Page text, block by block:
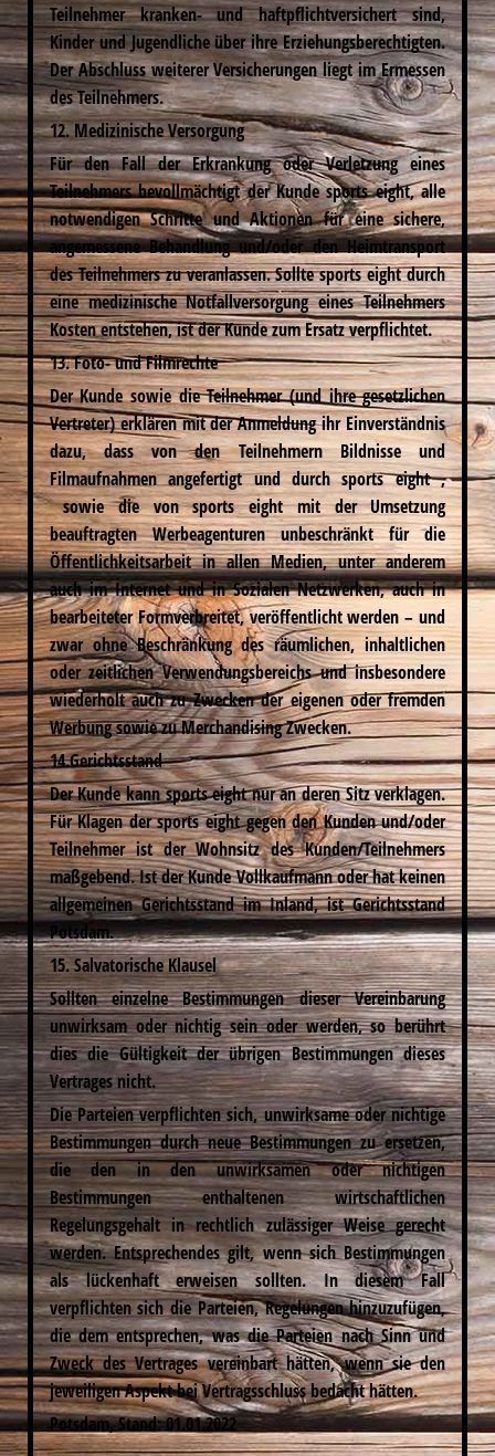
Teilnehmer kranken- und haftpflichtversichert sind,
Kinder und Jugendliche über ihre Erziehungsberechtigten.
Der Abschluss weiterer Versicherungen liegt im Ermessen
des Teilnehmers.
12. Medizinische Versorgung
Für den Fall der Erkrankung oder Verletzung eines
Teilnehmers bevollmächtigt der Kunde sports eight, alle
notwendigen Schritte und Aktionen für eine sichere,
angemessene Behandlung und/oder den Heimtransport
des Teilnehmers zu veranlassen. Sollte sports eight durch
eine medizinische Notfallversorgung eines Teilnehmers
Kosten entstehen, ist der Kunde zum Ersatz verpflichtet.
13. Foto- und Filmrechte
Der Kunde sowie die Teilnehmer (und ihre gesetzlichen
Vertreter) erklären mit der Anmeldung ihr Einverständnis
dazu, dass von den Teilnehmern Bildnisse und
Filmaufnahmen angefertigt und durch sports eight ,
sowie die von sports eight mit der Umsetzung
beauftragten Werbeagenturen unbeschränkt für die
Öffentlichkeitsarbeit in allen Medien, unter anderem
auch im Internet und in Sozialen Netzwerken, auch in
bearbeiteter Formverbreitet, veröffentlicht werden – und
zwar ohne Beschränkung des räumlichen, inhaltlichen
oder zeitlichen Verwendungsbereichs und insbesondere
wiederholt auch zu Zwecken der eigenen oder fremden
Werbung sowie zu Merchandising Zwecken.
14.Gerichtsstand
Der Kunde kann sports eight nur an deren Sitz verklagen.
Für Klagen der sports eight gegen den Kunden und/oder
Teilnehmer ist der Wohnsitz des Kunden/Teilnehmers
maßgebend. Ist der Kunde Vollkaufmann oder hat keinen
allgemeinen Gerichtsstand im Inland, ist Gerichtsstand
Potsdam.
15. Salvatorische Klausel
Sollten einzelne Bestimmungen dieser Vereinbarung
unwirksam oder nichtig sein oder werden, so berührt
dies die Gültigkeit der übrigen Bestimmungen dieses
Vertrages nicht.
Die Parteien verpflichten sich, unwirksame oder nichtige
Bestimmungen durch neue Bestimmungen zu ersetzen,
die den in den unwirksamen oder nichtigen
Bestimmungen enthaltenen wirtschaftlichen
Regelungsgehalt in rechtlich zulässiger Weise gerecht
werden. Entsprechendes gilt, wenn sich Bestimmungen
als lückenhaft erweisen sollten. In diesem Fall
verpflichten sich die Parteien, Regelungen hinzuzufügen,
die dem entsprechen, was die Parteien nach Sinn und
Zweck des Vertrages vereinbart hätten, wenn sie den
jeweiligen Aspekt bei Vertragsschluss bedacht hätten.
Potsdam, Stand: 01.01.2022